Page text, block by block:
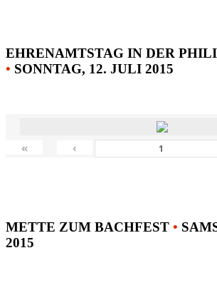
EHRENAMTSTAG IN DER
• SONNTAG, 12. JULI 2015
« ‹
METTE ZUM BACHFEST •
2015